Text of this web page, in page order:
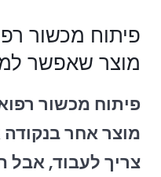
פיתוח מכשור
מוצר שאפשר
פיתוח מכשור
מוצר אחר
צריך לעבוד, אבל